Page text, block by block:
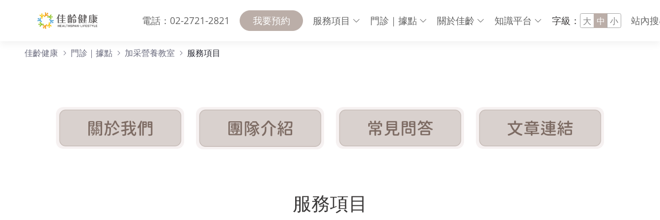
電話：02-2721-2821 我要預約 服務項目 門診｜據點 關於佳齡 知識平台 字級： 大 中 小 站內
服務項目
佳齡健康 門診｜據點 加采營養教室 服務項目
服務項目